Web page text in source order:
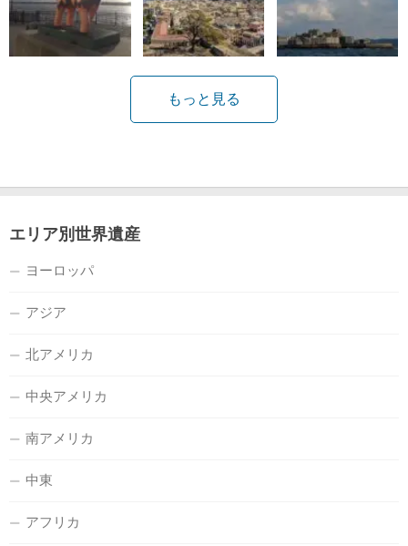
もっと見る
エリア別世界遺産
ヨーロッパ
アジア
北アメリカ
中央アメリカ
南アメリカ
中東
アフリカ